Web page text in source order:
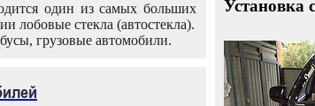
один из самых больших
лобовые стекла (автостекла).
грузовые автомобили.
Установка